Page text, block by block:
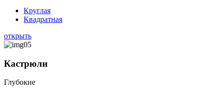
Круглая
Квадратная
открыть
Кастрюли
Глубокие